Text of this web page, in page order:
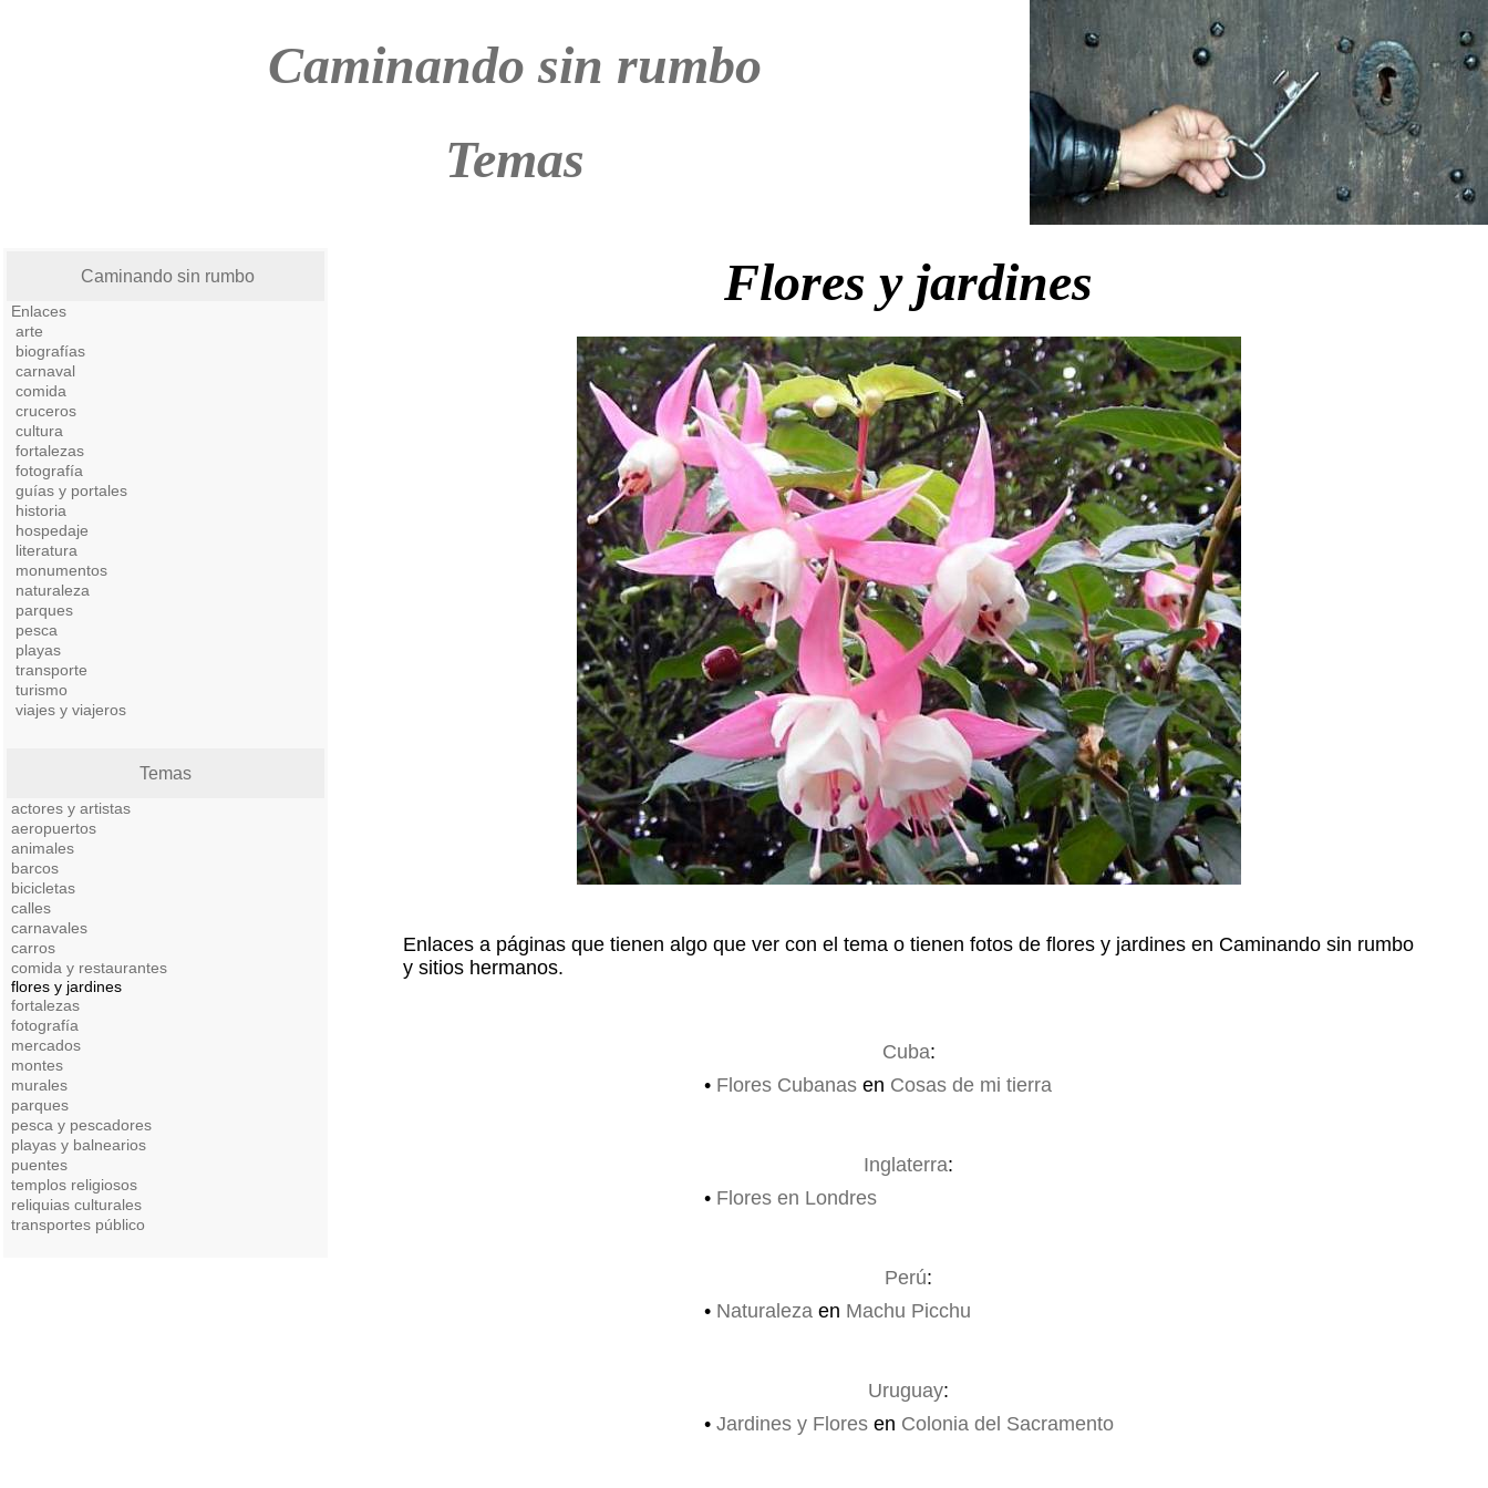
Caminando sin rumbo
Temas
Caminando sin rumbo
Enlaces
arte
biografías
carnaval
comida
cruceros
cultura
fortalezas
fotografía
guías y portales
historia
hospedaje
literatura
monumentos
naturaleza
parques
pesca
playas
transporte
turismo
viajes y viajeros
Temas
actores y artistas
aeropuertos
animales
barcos
bicicletas
calles
carnavales
carros
comida y restaurantes
flores y jardines
fortalezas
fotografía
mercados
montes
murales
parques
pesca y pescadores
playas y balnearios
puentes
templos religiosos
reliquias culturales
transportes público
Flores y jardines
Enlaces a páginas que tienen algo que ver con el tema o tienen fotos de flores y jardines en Caminando sin rumbo
y sitios hermanos.
Cuba:
• Flores Cubanasen Cosas de mi tierra
Inglaterra:
• Flores en Londres
Perú:
• Naturalezaen Machu Picchu
Uruguay:
• Jardines y Floresen Colonia del Sacramento